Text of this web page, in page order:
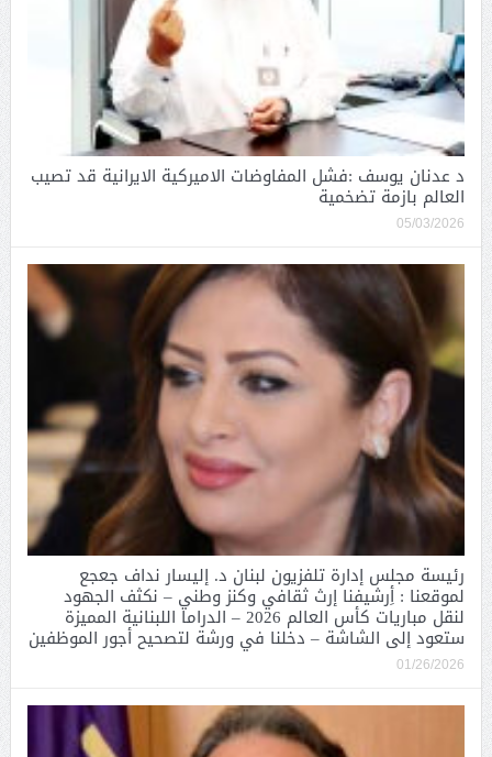
د عدنان يوسف :فشل المفاوضات الاميركية الايرانية قد تصيب
العالم بازمة تضخمية
05/03/2026
رئيسة مجلس إدارة تلفزيون لبنان د. إليسار نداف جعجع
لموقعنا : أِرشيفنا إرث ثقافي وكنز وطني – نكثف الجهود
لنقل مباريات كأس العالم 2026 – الدراما اللبنانية المميزة
ستعود إلى الشاشة – دخلنا في ورشة لتصحيح أجور الموظفين
01/26/2026